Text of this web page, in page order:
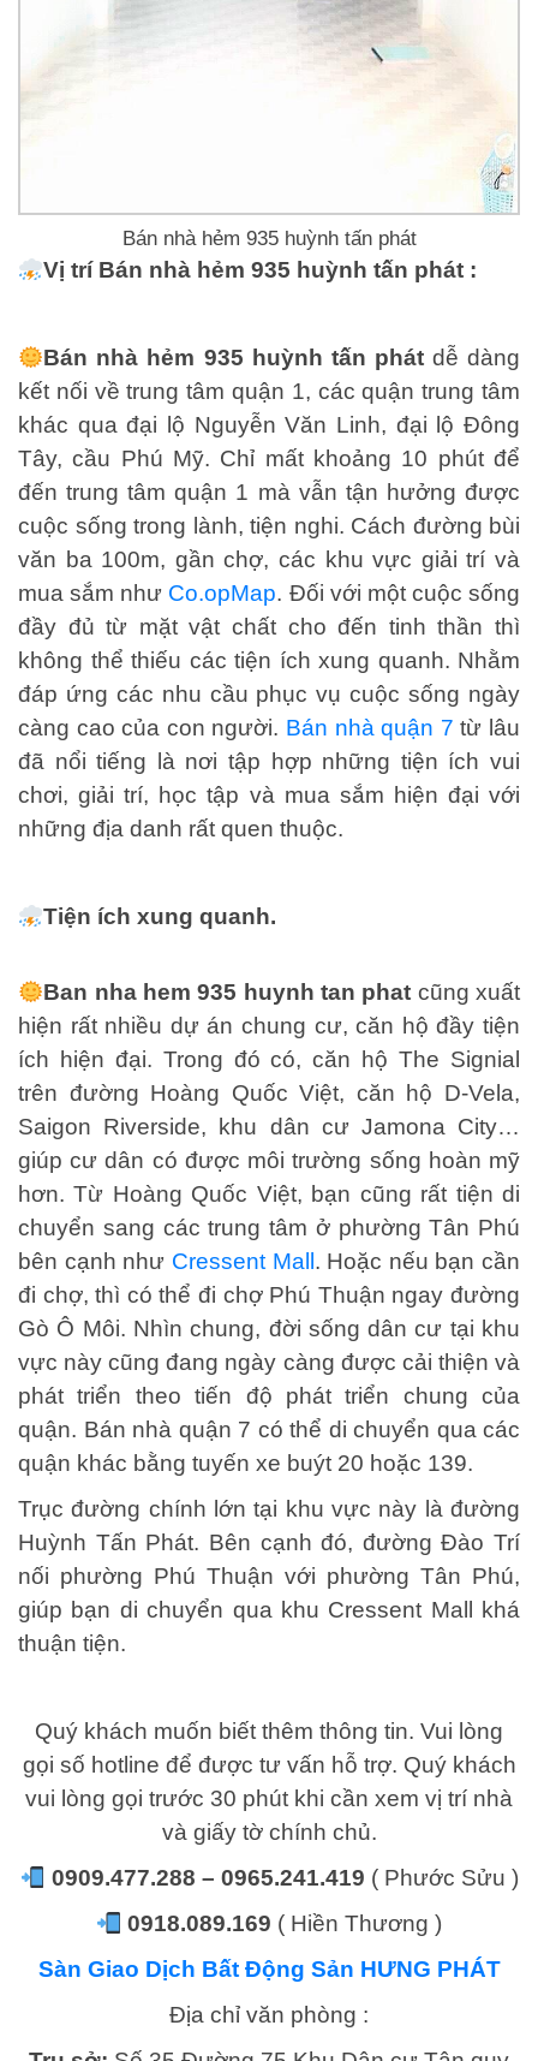
Bán nhà hẻm 935 huỳnh tấn phát
Vị trí Bán nhà hẻm 935 huỳnh tấn phát :
Bán nhà hẻm 935 huỳnh tấn phátdễ dàng
kết nối về trung tâm quận 1, các quận trung tâm
khác qua đại lộ Nguyễn Văn Linh, đại lộ Đông
Tây, cầu Phú Mỹ. Chỉ mất khoảng 10 phút để
đến trung tâm quận 1 mà vẫn tận hưởng được
cuộc sống trong lành, tiện nghi. Cách đường bùi
văn ba 100m, gần chợ, các khu vực giải trí và
mua sắm như Co.opMap. Đối với một cuộc sống
đầy đủ từ mặt vật chất cho đến tinh thần thì
không thể thiếu các tiện ích xung quanh. Nhằm
đáp ứng các nhu cầu phục vụ cuộc sống ngày
càng cao của con người. Bán nhà quận 7 từ lâu
đã nổi tiếng là nơi tập hợp những tiện ích vui
chơi, giải trí, học tập và mua sắm hiện đại với
những địa danh rất quen thuộc.
Tiện ích xung quanh.
Ban nha hem 935 huynh tan phat cũng xuất
hiện rất nhiều dự án chung cư, căn hộ đầy tiện
ích hiện đại. Trong đó có, căn hộ The Signial
trên đường Hoàng Quốc Việt, căn hộ D-Vela,
Saigon Riverside, khu dân cư Jamona City…
giúp cư dân có được môi trường sống hoàn mỹ
hơn. Từ Hoàng Quốc Việt, bạn cũng rất tiện di
chuyển sang các trung tâm ở phường Tân Phú
bên cạnh như Cressent Mall . Hoặc nếu bạn cần
đi chợ, thì có thể đi chợ Phú Thuận ngay đường
Gò Ô Môi. Nhìn chung, đời sống dân cư tại khu
vực này cũng đang ngày càng được cải thiện và
phát triển theo tiến độ phát triển chung của
quận. Bán nhà quận 7 có thể di chuyển qua các
quận khác bằng tuyến xe buýt 20 hoặc 139.
Trục đường chính lớn tại khu vực này là đường
Huỳnh Tấn Phát. Bên cạnh đó, đường Đào Trí
nối phường Phú Thuận với phường Tân Phú,
giúp bạn di chuyển qua khu Cressent Mall khá
thuận tiện.
Quý khách muốn biết thêm thông tin. Vui lòng
gọi số hotline để được tư vấn hỗ trợ. Quý khách
vui lòng gọi trước 30 phút khi cần xem vị trí nhà
và giấy tờ chính chủ.
0909.477.288 – 0965.241.419 ( Phước Sửu )
0918.089.169 ( Hiền Thương )
Sàn Giao Dịch Bất Động Sản HƯNG PHÁT
Địa chỉ văn phòng :